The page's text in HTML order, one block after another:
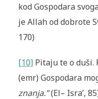
kod Gospodara
je Allah od dobrote
170)
[10]Pitaju te o duši.
(emr) Gospodara
znanja.”(El– Isra’,